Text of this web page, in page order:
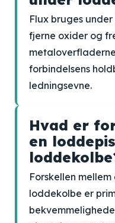
Flux bruges
fjerne oxider og
forbindelsens
ledningsevne.
Hvad er
en
Forskellen
loddekolbe er